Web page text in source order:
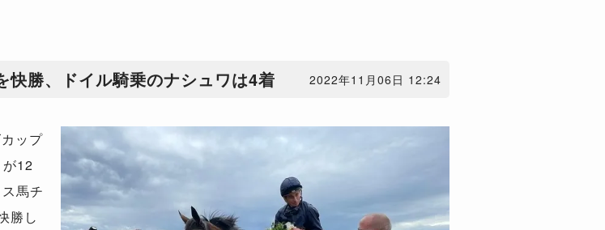
勝、ドイル騎乗のナシュワは4着 2022年11月06日 12:24
ップ
12
馬チ
勝し